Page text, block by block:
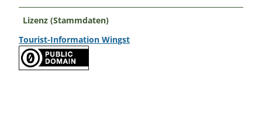
Lizenz (Stammdaten)
Tourist-Information Wingst